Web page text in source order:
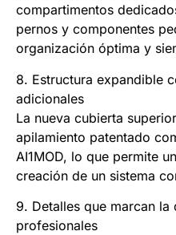
compartimentos
pernos y componentes
organización óptima y
8. Estructura expandible
adicionales
La nueva cubierta
apilamiento patentado
AI1MOD, lo que permite
creación de un sistema
9. Detalles que marcan
profesionales